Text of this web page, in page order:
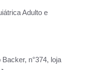
Adulto e
n°374, loja